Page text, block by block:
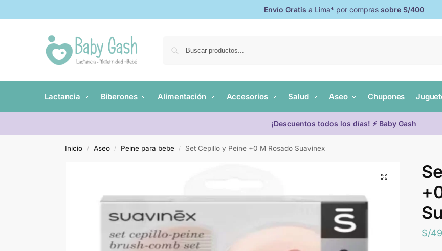
Envío Gratis a Lima* por compras sobre S/400
Lactancia Biberones Alimentación Accesorios Salud Aseo Chupones
¡Descuentos todos los días! ⚡ Baby Gash
Inicio / Aseo / Peine para bebe / Set Cepillo y Peine +0 M Rosado Suavinex
S/